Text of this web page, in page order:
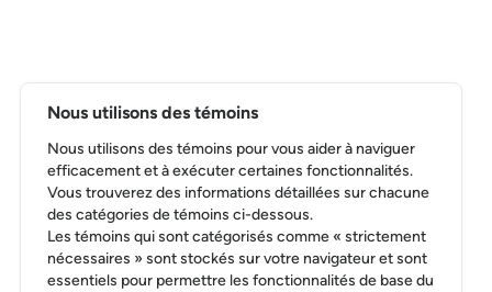
Nous utilisons des témoins
Nous utilisons des témoins pour vous aider à naviguer
efficacement et à exécuter certaines fonctionnalités.
Vous trouverez des informations détaillées sur chacune
des catégories de témoins ci-dessous.
Les témoins qui sont catégorisés comme « strictement
nécessaires » sont stockés sur votre navigateur et sont
essentiels pour permettre les fonctionnalités de base du